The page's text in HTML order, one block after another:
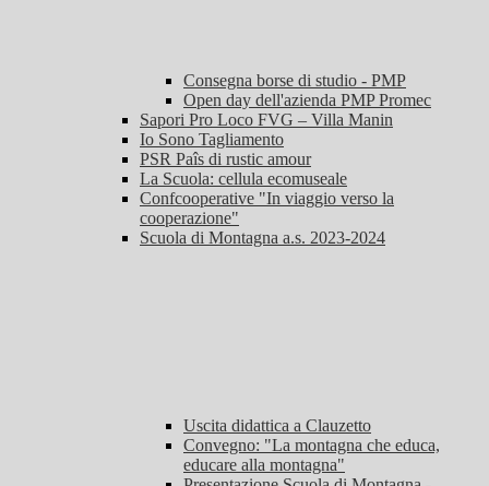
Consegna borse di studio - PMP
Open day dell'azienda PMP Promec
Sapori Pro Loco FVG – Villa Manin
Io Sono Tagliamento
PSR Paîs di rustic amour
La Scuola: cellula ecomuseale
Confcooperative "In viaggio verso la
cooperazione"
Scuola di Montagna a.s. 2023-2024
Uscita didattica a Clauzetto
Convegno: "La montagna che educa,
educare alla montagna"